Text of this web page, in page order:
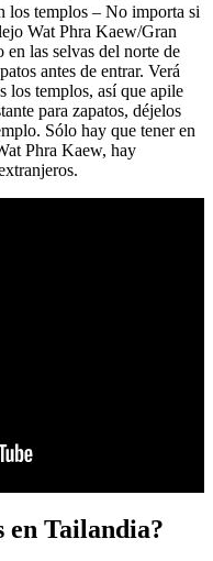
los templos – No importa si
Wat Phra Kaew/Gran
las selvas del norte de
antes de entrar. Verá
los templos, así que apile
para zapatos, déjelos
Sólo hay que tener en
Phra Kaew, hay
en Tailandia?